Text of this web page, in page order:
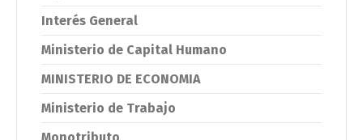
Interés General
Ministerio de Capital Humano
MINISTERIO DE ECONOMIA
Ministerio de Trabajo